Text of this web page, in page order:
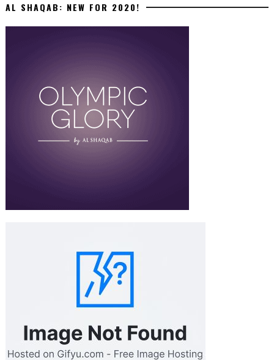
AL SHAQAB: NEW FOR 2020!